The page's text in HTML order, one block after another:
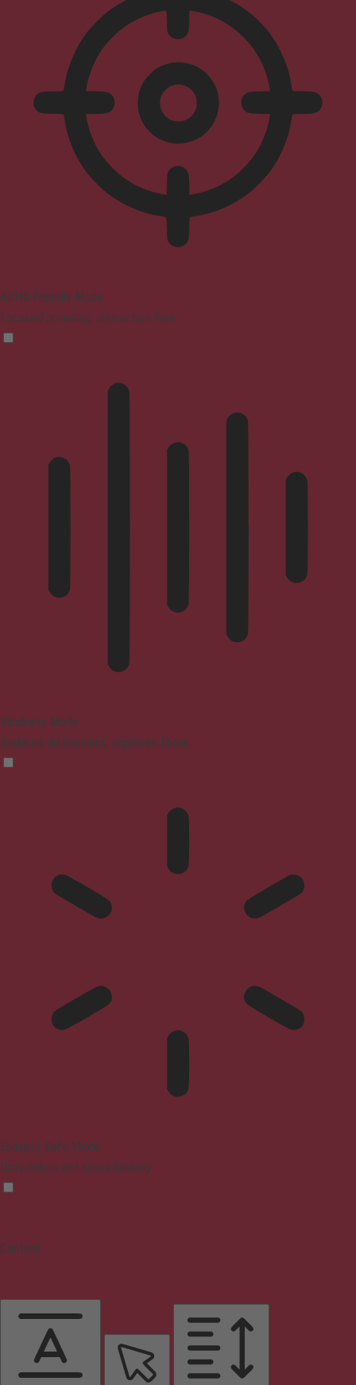
ADHD Friendly Mode
Focused browsing, distraction-free
Blindness Mode
Reduces distractions, improves focus
Epilepsy Safe Mode
Dims colors and stops blinking
Content